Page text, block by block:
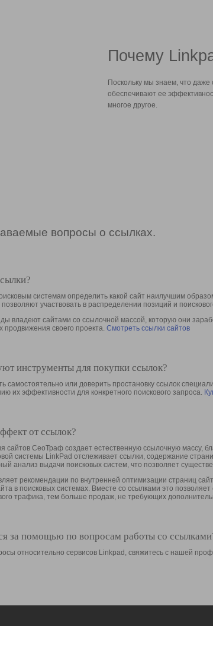
Почему
Поскольку мы знаем, что
обеспечивают ее
многое другое.
вопросы о ссылках.
системам определить какой сайт наилучшим
участвовать в раcпределении позиций и
владеют сайтами со ссылочной массой, которую они
продвижения своего проекта. Смотреть ссылки сайтов
инструменты для покупки ссылок?
самостоятельно или доверить простановку ссылок
их эффективности для конкретного поискового запроса.
от ссылок?
сайтов СеоТраф создает естественную ссылочную массу,
системы LinkPad отслеживает ссылки, содержание
анализ выдачи поисковых систем, что позволяет
рекомендации по внутренней оптимизации страниц
в поисковых системах. Вместе со ссылками это
трафика, тем больше продаж, не требующих
за помощью по вопросам работы со
относительно сервисов Linkpad, свяжитесь с нашей